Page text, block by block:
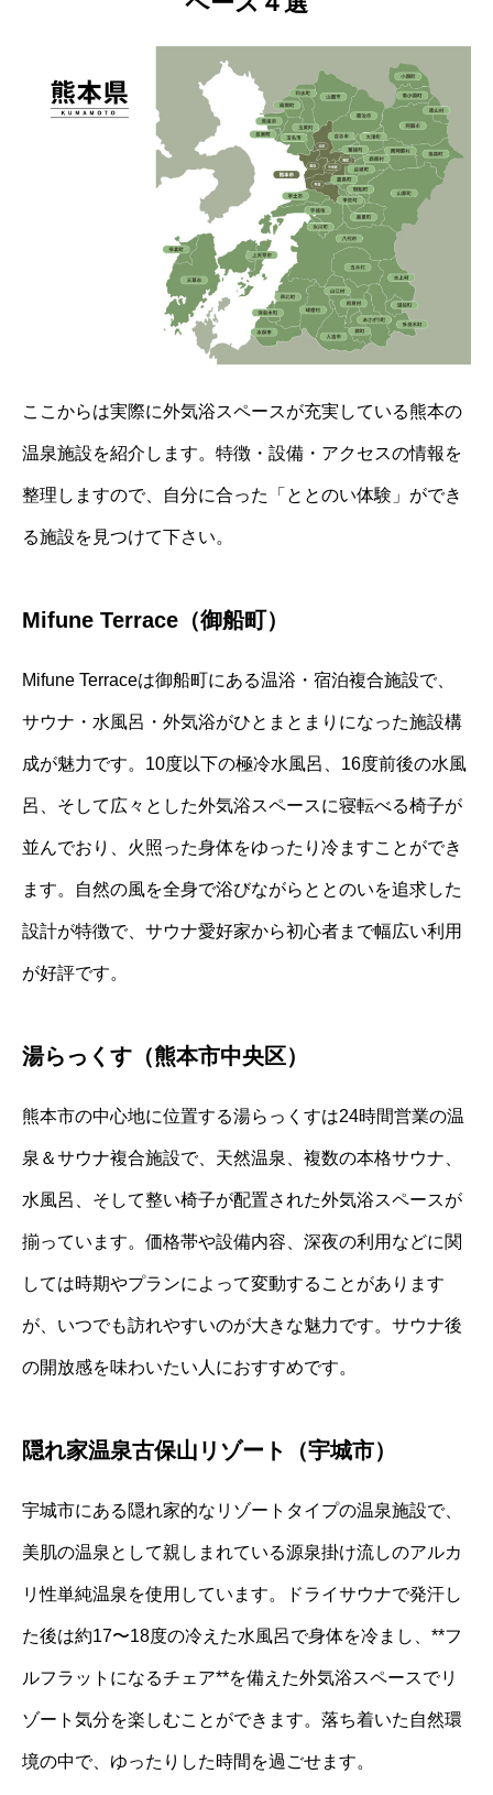
ここからは実際に外気浴スペースが充実している熊本の
温泉施設を紹介します。特徴・設備・アクセスの情報を
整理しますので、自分に合った「ととのい体験」ができ
る施設を見つけて下さい。
Mifune Terrace（御船町）
Mifune Terraceは御船町にある温浴・宿泊複合施設で、
サウナ・水風呂・外気浴がひとまとまりになった施設構
成が魅力です。10度以下の極冷水風呂、16度前後の水風
呂、そして広々とした外気浴スペースに寝転べる椅子が
並んでおり、火照った身体をゆったり冷ますことができ
ます。自然の風を全身で浴びながらととのいを追求した
設計が特徴で、サウナ愛好家から初心者まで幅広い利用
が好評です。
湯らっくす（熊本市中央区）
熊本市の中心地に位置する湯らっくすは24時間営業の温
泉＆サウナ複合施設で、天然温泉、複数の本格サウナ、
水風呂、そして整い椅子が配置された外気浴スペースが
揃っています。価格帯や設備内容、深夜の利用などに関
しては時期やプランによって変動することがあります
が、いつでも訪れやすいのが大きな魅力です。サウナ後
の開放感を味わいたい人におすすめです。
隠れ家温泉古保山リゾート（宇城市）
宇城市にある隠れ家的なリゾートタイプの温泉施設で、
美肌の温泉として親しまれている源泉掛け流しのアルカ
リ性単純温泉を使用しています。ドライサウナで発汗し
た後は約17〜18度の冷えた水風呂で身体を冷まし、**フ
ルフラットになるチェア**を備えた外気浴スペースでリ
ゾート気分を楽しむことができます。落ち着いた自然環
境の中で、ゆったりした時間を過ごせます。